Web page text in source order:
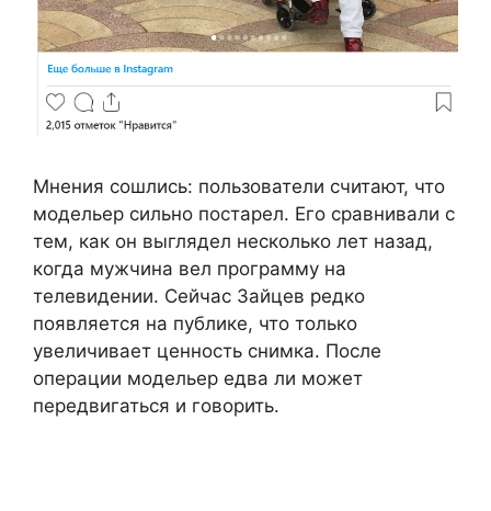
Мнения сошлись: пользователи считают, что
модельер сильно постарел. Его сравнивали с
тем, как он выглядел несколько лет назад,
когда мужчина вел программу на
телевидении. Сейчас Зайцев редко
появляется на публике, что только
увеличивает ценность снимка. После
операции модельер едва ли может
передвигаться и говорить.